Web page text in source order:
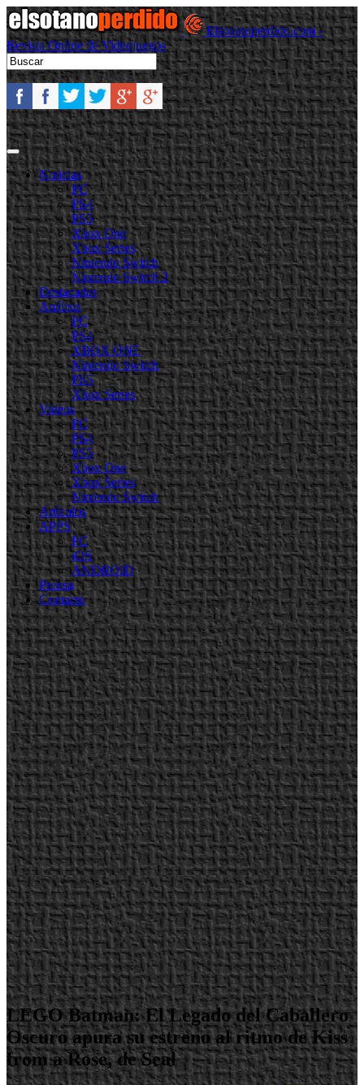
Elsotanoperdido.com -
Revista Online de Videojuegos
Noticias
PC
PS4
PS5
Xbox One
Xbox Series
Nintendo Switch
Nintendo Switch 2
Destacadas
Análisis
PC
PS4
XBOX ONE
Nintendo Switch
PS5
Xbox Series
Videos
PC
PS4
PS5
Xbox One
Xbox Series
Nintendo Switch
Artículos
APPS
PC
iOS
ANDROID
Prensa
Contacto
LEGO Batman: El Legado del Caballero
Oscuro apura su estreno al ritmo de Kiss
from a Rose, de Seal